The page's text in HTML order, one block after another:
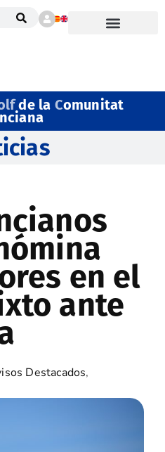
de la Comunitat
en el
ante
Destacados,